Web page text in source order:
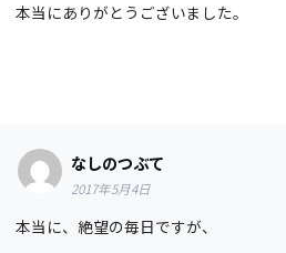
本当にありがとうございました。
なしのつぶて
2017年5月4日
本当に、絶望の毎日ですが、